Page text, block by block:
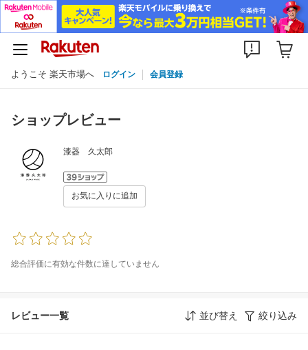
ようこそ 楽天市場へ ログイン 会員登録
ショップレビュー
漆器 久太郎
お気に入りに追加
総合評価に有効な件数に達していません
レビュー一覧 並び替え 絞り込み